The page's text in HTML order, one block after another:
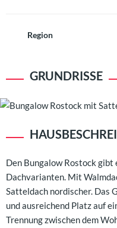
Region
GRUNDRISSE
Den Bungalow Rostock
Dachvarianten. Mit
Satteldach nordischer. Das
und ausreichend Platz auf
Trennung zwischen dem